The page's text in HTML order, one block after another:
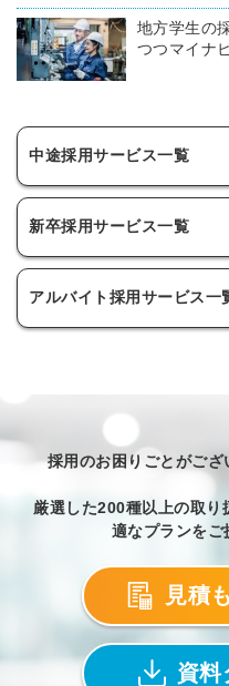
地方学生の
つつマイナ
中途採用サービス一覧
新卒採用サービス一覧
アルバイト採用サービス一
採用のお困りごとがご
厳選した200種以上の取り
適なプランをご
見積
資料